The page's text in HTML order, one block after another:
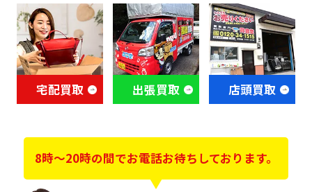
宅配買取 出張買取 店頭買取
8時～20時の間でお電話お待ちしております。